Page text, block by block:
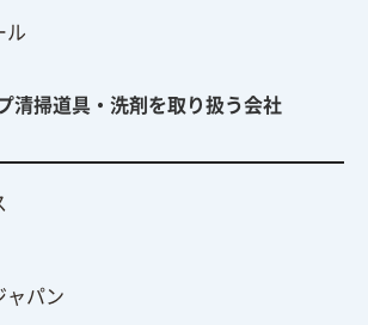
ル
清掃道具・洗剤を取り扱う会社
ャパン